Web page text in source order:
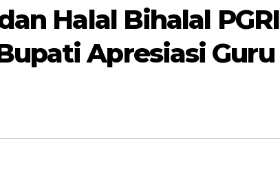
Halal Bihalal PGRI
Apresiasi Guru